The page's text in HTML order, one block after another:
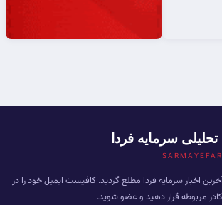
سرمایه فردا
اخبار سرمایه فردا مطلع گردید. کافیست ایمیل خود را در
کادر مربوطه قرار دهید و عضو شوید.